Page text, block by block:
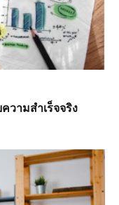
วามสำเร็จจริง